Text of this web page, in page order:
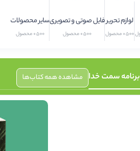
لوازم تحریر
500+ محصول
فایل صوتی و تصویری
500+ محصول
سایر محصولات
500+ محصول
سمت خدا مشاهده همه کتاب‌ها